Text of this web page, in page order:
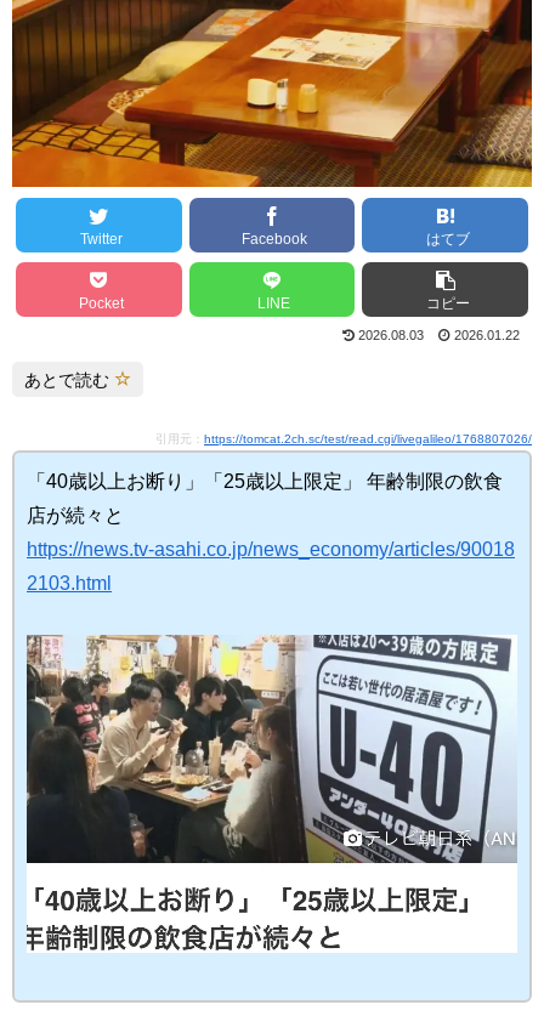
Twitter Facebook はてブ
Pocket LINE コピー
2026.08.03 2026.01.22
あとで読む
引用元： https://tomcat.2ch.sc/test/read.cgi/livegalileo/1768807026/
「40歳以上お断り」「25歳以上限定」 年齢制限の飲食
店が続々と
https://news.tv-asahi.co.jp/news_economy/articles/90018
2103.html